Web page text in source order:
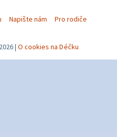
Napište nám Pro rodiče
O cookies na Déčku